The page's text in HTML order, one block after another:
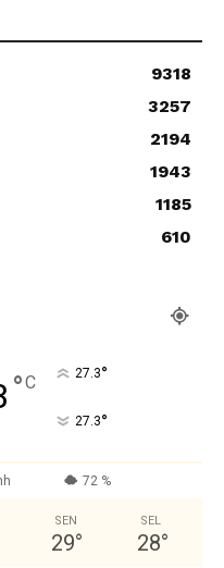
9318
3257
2194
1943
1185
610
°C 27.3°
27.3°
72 %
SEN
29°
SEL
28°